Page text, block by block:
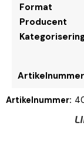
Format
Producent
Artikelnummer: